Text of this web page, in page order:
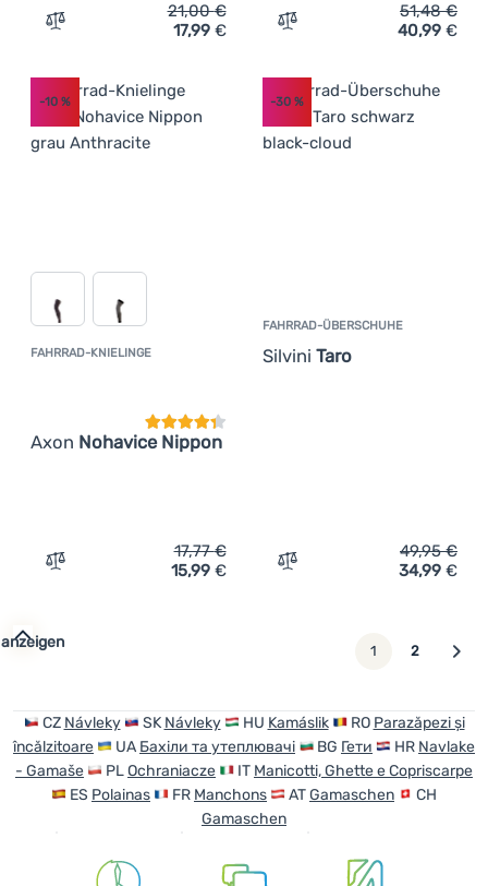
Zum Vergleich 'Kinder-Gamaschen Boll Kids Gaiter L'
21,00€
17,99 € Zum Vergleich
51,48€
40,99 €
FAHRRAD-KNIELINGE
Axon Nohavice Nippon
Kundenbewertung
-10 %
Zum Vergleich 'Fahrrad-Knielinge Axon Nohavice
17,77€
15,99 €
FAHRRAD-ÜBERSCHUHE
Silvini Taro
-30%
Zum Vergleich 'Fahrrad-
49,95€
34,99 €
1 2 weiter
CZ Návleky SK Návleky HU Kamáslik RO Parazăpezi și
încălzitoare
UA Бахіли та утеплювачі BG Гети HR Navlake
- Gamaše
PLOchraniacze IT Manicotti, Ghette e Copriscarpe
ES Polainas FR Manchons ATGamaschen
CH
Gamaschen